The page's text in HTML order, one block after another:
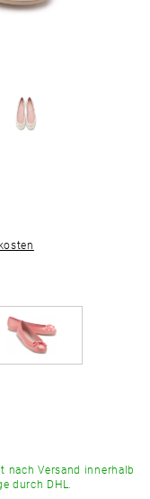
nach Versand innerhalb
durch DHL.